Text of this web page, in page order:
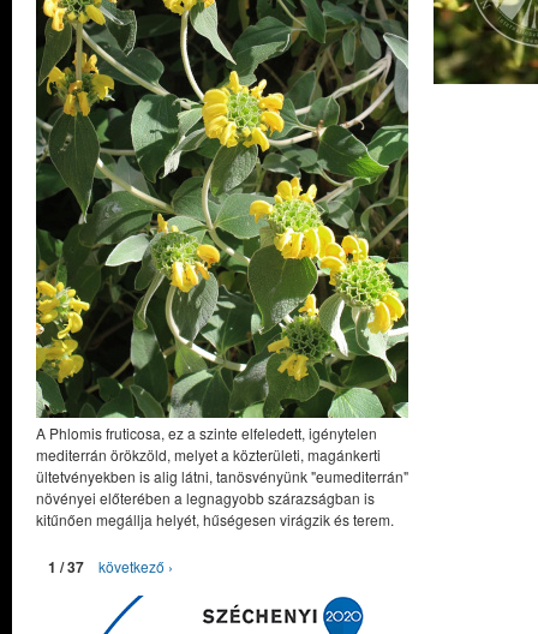
A Phlomis fruticosa, ez a szinte elfeledett, igénytelen
mediterrán örökzöld, melyet a közterületi, magánkerti
ültetvényekben is alig látni, tanösvényünk "eumediterrán"
növényei előterében a legnagyobb szárazságban is
kitűnően megállja helyét, hűségesen virágzik és terem.
1 / 37 következő ›